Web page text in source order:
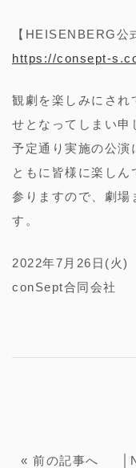
【HEISENBERG公
https://consept-
観劇を楽しみにされ
せとなってしまい申
予定通り実施の公演
ともに皆様に楽し
参りますので、劇場
す。
2022年7月26日(火)
conSept合同会社
« 前の記事へ